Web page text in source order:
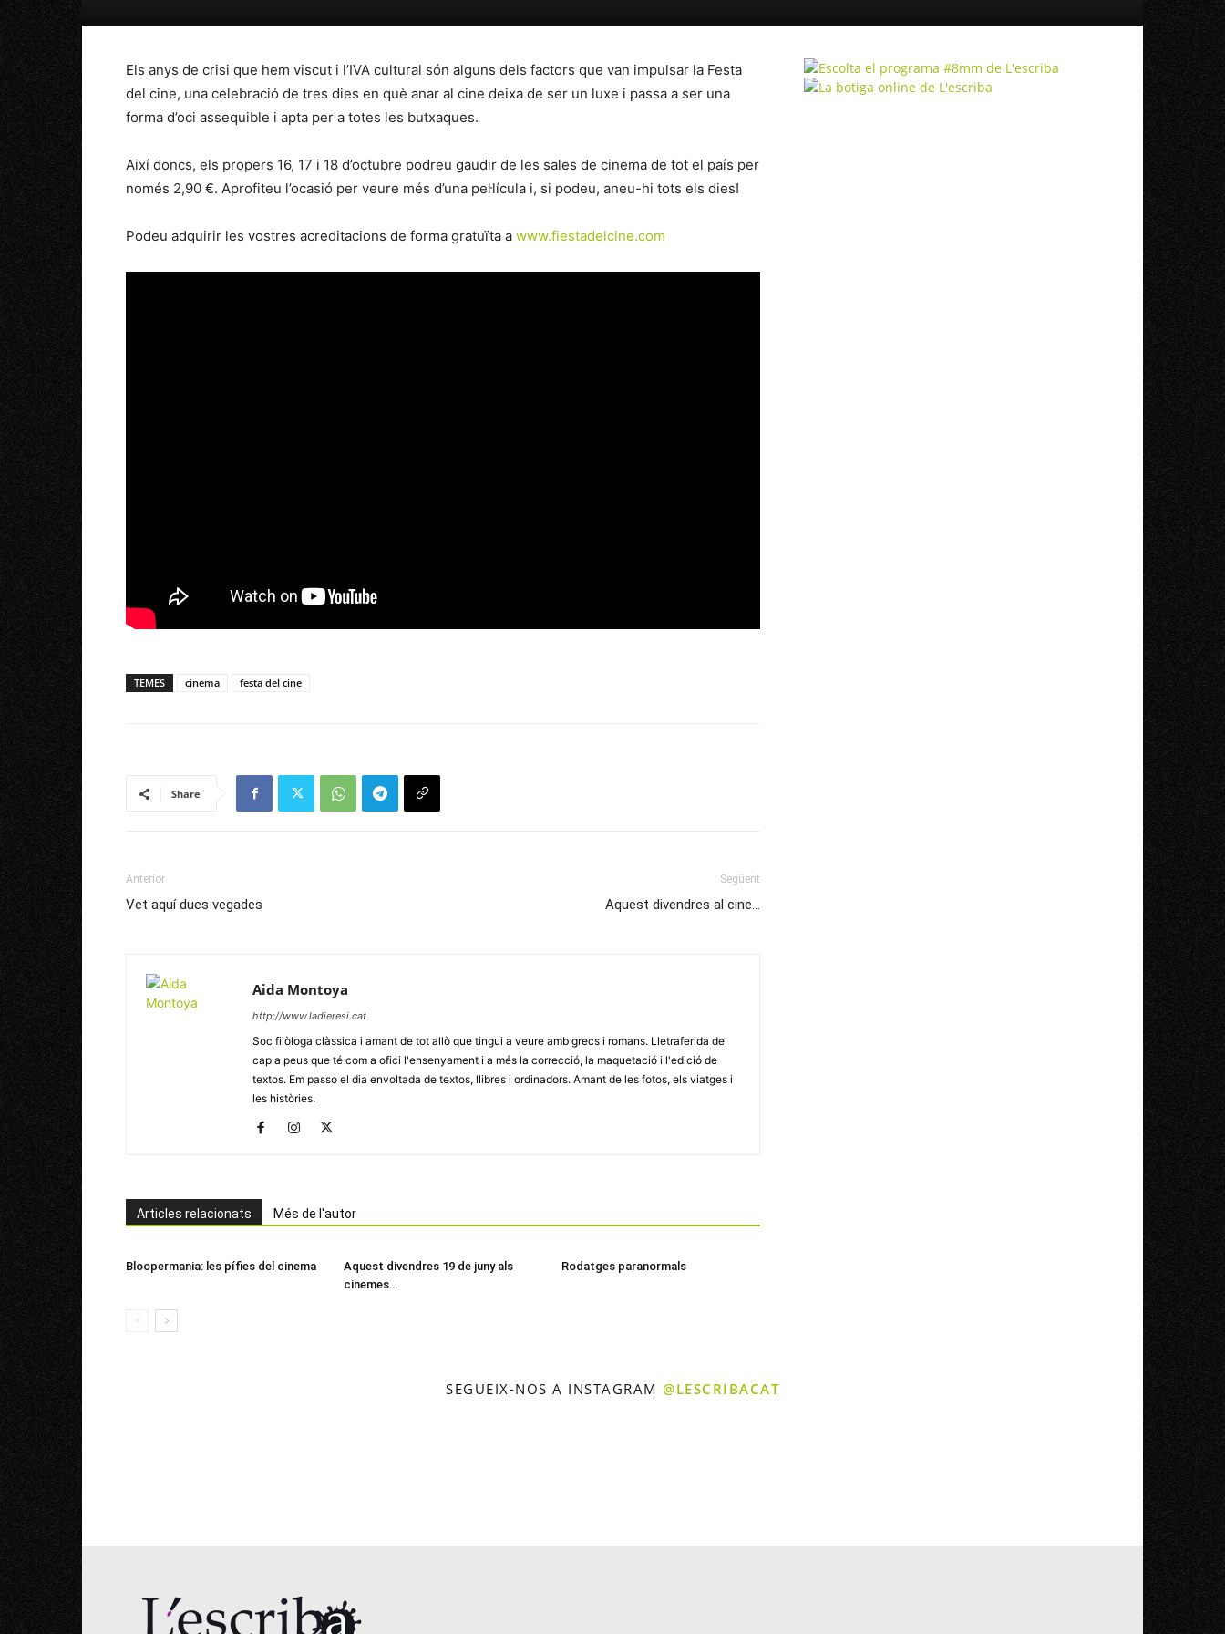
Els anys de crisi que hem viscut i l’IVA cultural són alguns dels factors que van impulsar la Festa
del cine, una celebració de tres dies en què anar al cine deixa de ser un luxe i passa a ser una
forma d’oci assequible i apta per a totes les butxaques.
Així doncs, els propers 16, 17 i 18 d’octubre podreu gaudir de les sales de cinema de tot el país per
només 2,90 €. Aprofiteu l’ocasió per veure més d’una pel·lícula i, si podeu, aneu-hi tots els dies!
Podeu adquirir les vostres acreditacions de forma gratuïta a www.fiestadelcine.com
TEMES cinema festa del cine
Share
Anterior
Vet aquí dues vegades
Següent
Aquest divendres al cine…
Aida Montoya
http://www.ladieresi.cat
Soc filòloga clàssica i amant de tot allò que tingui a veure amb grecs i romans. Lletraferida de
cap a peus que té com a ofici l'ensenyament i a més la correcció, la maquetació i l'edició de
textos. Em passo el dia envoltada de textos, llibres i ordinadors. Amant de les fotos, els viatges i
les històries.
Articles relacionats Més de l'autor
Bloopermania: les pífies del cinema
Aquest divendres 19 de juny als
cinemes…
Rodatges paranormals
SEGUEIX-NOS A INSTAGRAM @LESCRIBACAT